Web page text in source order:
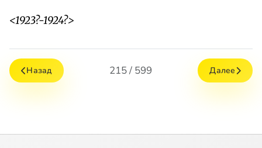
<1923?-1924?>
Назад 215 / 599 Далее